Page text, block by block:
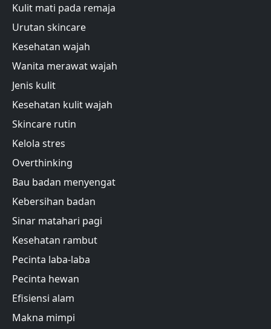
Kulit mati pada remaja
Urutan skincare
Kesehatan wajah
Wanita merawat wajah
Jenis kulit
Kesehatan kulit wajah
Skincare rutin
Kelola stres
Overthinking
Bau badan menyengat
Kebersihan badan
Sinar matahari pagi
Kesehatan rambut
Pecinta laba-laba
Pecinta hewan
Efisiensi alam
Makna mimpi